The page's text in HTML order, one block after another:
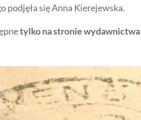
podjęła sięAnna Kierejewska.
tylko na stronie wydawnictwa